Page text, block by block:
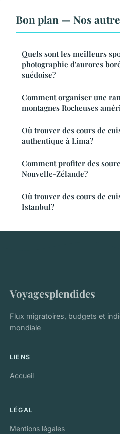
Bon plan — Nos
Quels sont les meilleurs
photographie d'aurores
suédoise?
Comment organiser une
montagnes Rocheuses
Où trouver des cours de
authentique à Lima?
Comment profiter des
Nouvelle-Zélande?
Où trouver des cours de
Istanbul?
Voyagesplendides
Flux migratoires, budgets et
mondiale
LIENS
Accueil
LÉGAL
Mentions légales